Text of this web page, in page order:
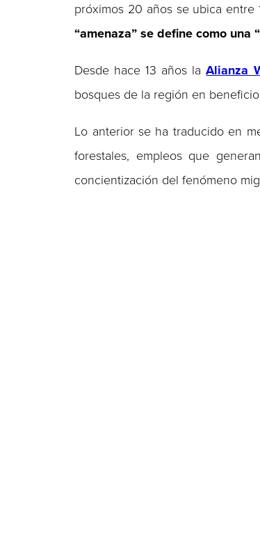
próximos 20 años se ubica entre
“amenaza” se define como una
Desde hace 13 años laAlianza
bosques de la región en
Lo anterior se ha traducido en
forestales, empleos que
concientización del fenómeno